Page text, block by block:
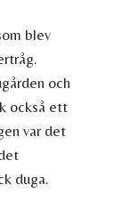
blev
och
också ett
var det
duga.